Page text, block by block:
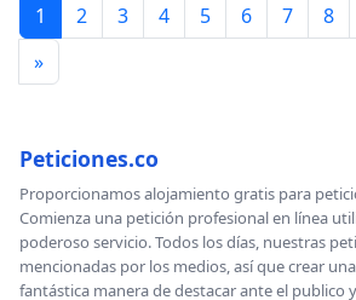
1 2 3 4 5 6 7 8
»
Peticiones.co
Proporcionamos alojamiento gratis para
Comienza una petición profesional en línea
poderoso servicio. Todos los días, nuestras
mencionadas por los medios, así que crear
fantástica manera de destacar ante el publico